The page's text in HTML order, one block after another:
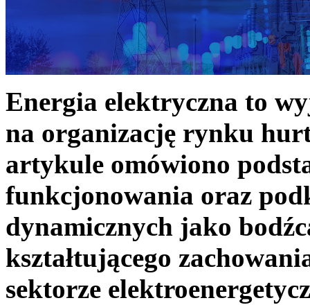
Energia elektryczna to
na organizację rynku
artykule omówiono
funkcjonowania oraz
dynamicznych jako
kształtującego
sektorze